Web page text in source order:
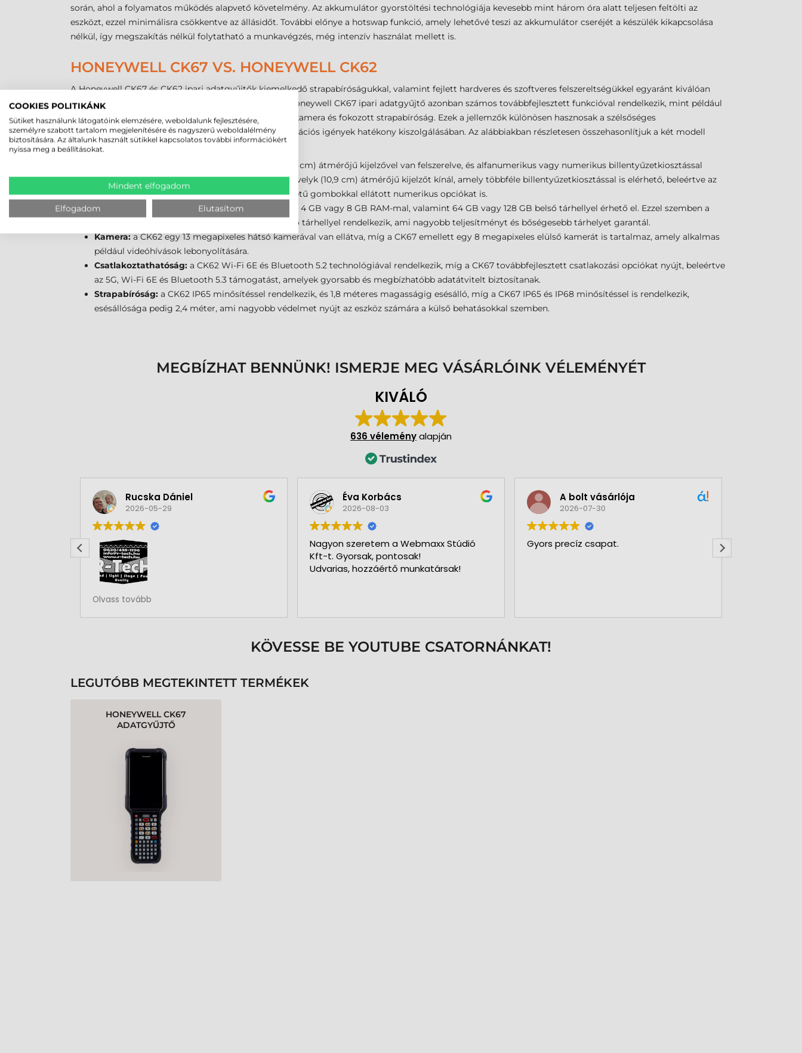
során, ahol a folyamatos működés alapvető követelmény. Az akkumulátor gyorstöltési technológiája kevesebb mint három óra alatt teljesen feltölti az
eszközt, ezzel minimálisra csökkentve az állásidőt. További előnye a hotswap funkció, amely lehetővé teszi az akkumulátor cseréjét a készülék kikapcsolása
nélkül, így megszakítás nélkül folytatható a munkavégzés, még intenzív használat mellett is.
HONEYWELL CK67 VS. HONEYWELL CK62
A Honeywell CK67 és CK62 ipari adatgyűjtők kiemelkedő strapabíróságukkal, valamint fejlett hardveres és szoftveres felszereltségükkel egyaránt kiválóan
alkalmasak raktári és logisztikai alkalmazásokhoz. A Honeywell CK67 ipari adatgyűjtő azonban számos továbbfejlesztett funkcióval rendelkezik, mint például
fejlettebb csatlakozási opciók, nagyobb kijelző, elülső kamera és fokozott strapabíróság. Ezek a jellemzők különösen hasznosak a szélsőséges
munkakörnyezetekben, valamint a modern kommunikációs igények hatékony kiszolgálásában. Az alábbiakban részletesen összehasonlítjuk a két modell
legfontosabb jellemzőit:
a CK62 4,0 hüvelyk (10,16 cm) átmérőjű kijelzővel van felszerelve, és alfanumerikus vagy numerikus billentyűzetkiosztással
érhető el. Ezzel szemben a CK67 nagyobb, 4,3 hüvelyk (10,9 cm) átmérőjű kijelzőt kínál, amely többféle billentyűzetkiosztással is elérhető, beleértve az
alfanumerikus, numerikus, valamint a nagy méretű gombokkal ellátott numerikus opciókat is.
Teljesítmény és memória:a CK62 választhatóan 4 GB vagy 8 GB RAM-mal, valamint 64 GB vagy 128 GB belső tárhellyel érhető el. Ezzel szemben a
CK67 egységesen 8 GB RAM-mal és 128 GB belső tárhellyel rendelkezik, ami nagyobb teljesítményt és bőségesebb tárhelyet garantál.
Kamera: a CK62 egy 13 megapixeles hátsó kamerával van ellátva, míg a CK67 emellett egy 8 megapixeles elülső kamerát is tartalmaz, amely alkalmas
például videóhívások lebonyolítására.
Csatlakoztathatóság: a CK62 Wi-Fi 6E és Bluetooth 5.2 technológiával rendelkezik, míg a CK67 továbbfejlesztett csatlakozási opciókat nyújt, beleértve
az 5G, Wi-Fi 6E és Bluetooth 5.3 támogatást, amelyek gyorsabb és megbízhatóbb adatátvitelt biztosítanak.
Strapabíróság: a CK62 IP65 minősítéssel rendelkezik, és 1,8 méteres magasságig esésálló, míg a CK67 IP65 és IP68 minősítéssel is rendelkezik,
esésállósága pedig 2,4 méter, ami nagyobb védelmet nyújt az eszköz számára a külső behatásokkal szemben.
MEGBÍZHAT BENNÜNK! ISMERJE MEG VÁSÁRLÓINK VÉLEMÉNYÉT
KIVÁLÓ
636 véleményalapján
Rucska Dániel
2026-05-29
Rendben volt a rendelésem
Olvass tovább
Éva Korbács
2026-08-03
Nagyon szeretem a Webmaxx Stúdió
Kft-t. Gyorsak, pontosak!
Udvarias, hozzáértő munkatársak!
A bolt vásárlója
2026-07-30
Gyors precíz csapat.
KÖVESSE BE YOUTUBE CSATORNÁNKAT!
LEGUTÓBB MEGTEKINTETT TERMÉKEK
HONEYWELL CK67
ADATGYŰJTŐ
COOKIES POLITIKÁNK
Sütiket használunk látogatóink elemzésére, weboldalunk fejlesztésére,
személyre szabott tartalom megjelenítésére és nagyszerű weboldalélmény
biztosítására. Az általunk használt sütikkel kapcsolatos további információkért
nyissa meg a beállításokat.
Mindent elfogadom
Elfogadom Elutasítom